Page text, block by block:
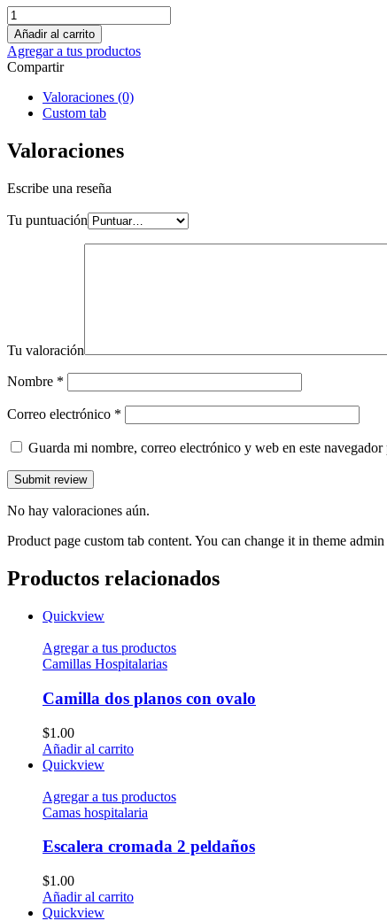
Añadir al carrito
Agregar a tus productos
Compartir
Valoraciones (0)
Custom tab
Valoraciones
Escribe una reseña
Tu puntuación
Tu valoración
Nombre *
Correo electrónico *
Guarda mi nombre, correo electrónico y web en este
No hay valoraciones aún.
Product page custom tab content. You can change it in theme admin
Productos relacionados
Quickview
Agregar a tus productos
Camillas Hospitalarias
Camilla dos planos con ovalo
$1.00
Añadir al carrito
Quickview
Agregar a tus productos
Camas hospitalaria
Escalera cromada 2 peldaños
$1.00
Añadir al carrito
Quickview